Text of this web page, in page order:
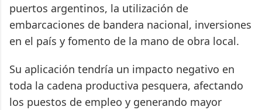
puertos argentinos, la utilización de
embarcaciones de bandera nacional, inversiones
en el país y fomento de la mano de obra local.
Su aplicación tendría un impacto negativo en
toda la cadena productiva pesquera, afectando
los puestos de empleo y generando mayor